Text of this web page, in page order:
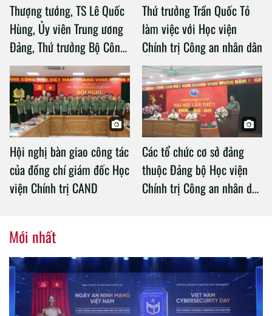
Thượng tướng, TS Lê Quốc
Hùng, Ủy viên Trung ương
Đảng, Thứ trưởng Bộ Công
an làm việc với Học viện
Chính trị Công an nhân dân
Thứ trưởng Trần Quốc Tỏ
làm việc với Học viện
Chính trị Công an nhân dân
Hội nghị bàn giao công tác
của đồng chí giám đốc Học
viện Chính trị CAND
Các tổ chức cơ sở đảng
thuộc Đảng bộ Học viện
Chính trị Công an nhân dân
Mới nhất